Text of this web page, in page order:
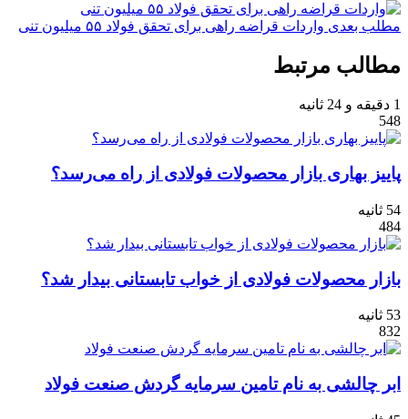
مطلب بعدی واردات قراضه راهی برای تحقق فولاد ۵۵ میلیون تنی
مطالب مرتبط
1 دقیقه و 24 ثانیه
548
پاییز بهاری بازار محصولات فولادی از راه می‌رسد؟
54 ثانیه
484
بازار محصولات فولادی از خواب تابستانی بیدار شد؟
53 ثانیه
832
ابر چالشی به نام تامین سرمایه گردش صنعت فولاد